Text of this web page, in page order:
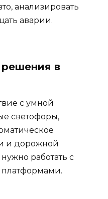
анализировать
аварии.
в
с умной
светофоры,
и дорожной
работать с